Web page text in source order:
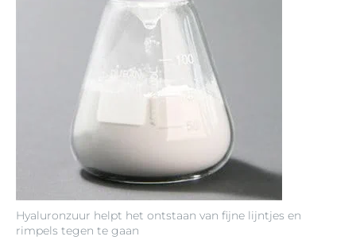
Hyaluronzuur helpt het ontstaan van fijne lijntjes en
rimpels tegen te gaan